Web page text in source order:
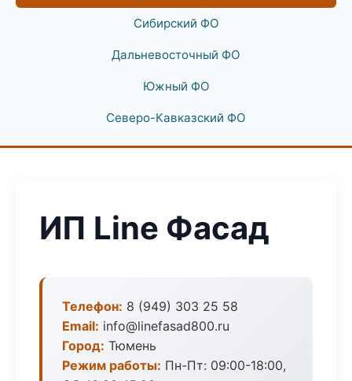
Сибирский ФО
Дальневосточный ФО
Южный ФО
Северо-Кавказский ФО
ИП Line Фасад
Телефон: 8 (949) 303 25 58
Email: info@linefasad800.ru
Город: Тюмень
Режим работы: Пн-Пт: 09:00-18:00,